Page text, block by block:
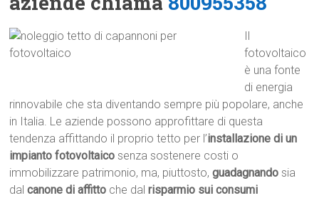
fotovoltaico
è una fonte
di energia
rinnovabile che sta diventando sempre più popolare, anche
in Italia. Le aziende possono approfittare di questa
tendenza affittando il proprio tetto per l’installazione di un
impianto fotovoltaico senza sostenere costi o
immobilizzare patrimonio, ma, piuttosto,guadagnando sia
dalcanone di affitto che dalrisparmio sui consumi